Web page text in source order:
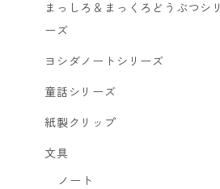
まっしろ＆まっくろどうぶつシリ
ーズ
ヨシダノートシリーズ
童話シリーズ
紙製クリップ
文具
ノート